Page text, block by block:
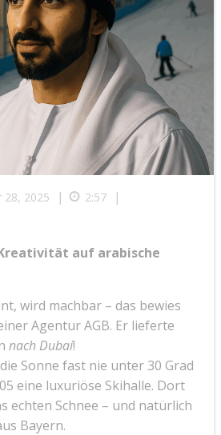
28, 2025 | 2:57 |
auf arabische
wird machbar – das bewies
Agentur AGB. Er lieferte
nach Dubai!
Sonne fast nie unter 30 Grad
eine luxuriöse Skihalle. Dort
echten Schnee – und natürlich
Bayern.